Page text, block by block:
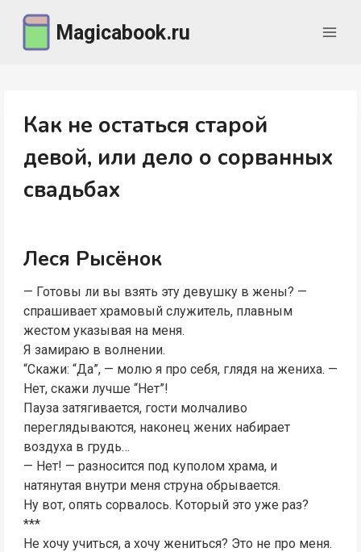
содержимому
Magicabook.ru
Как не остаться старой
девой, или дело о сорванных
свадьбах
Леся Рысёнок
— Готовы ли вы взять эту девушку в жены? —
спрашивает храмовый служитель, плавным
жестом указывая на меня.
Я замираю в волнении.
“Скажи: “Да”, — молю я про себя, глядя на жениха. —
Нет, скажи лучше “Нет”!
Пауза затягивается, гости молчаливо
переглядываются, наконец жених набирает
воздуха в грудь…
— Нет! — разносится под куполом храма, и
натянутая внутри меня струна обрывается.
Ну вот, опять сорвалось. Который это уже раз?
***
Не хочу учиться, а хочу жениться? Это не про меня.